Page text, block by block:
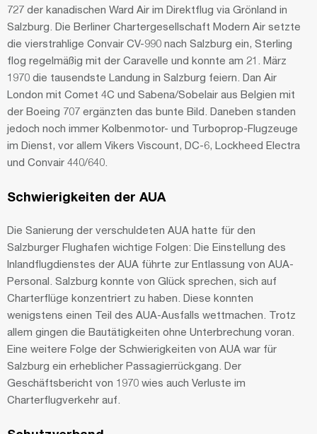
727 der kanadischen Ward Air im Direktflug via Grönland in
Salzburg. Die Berliner Chartergesellschaft Modern Air setzte
die vierstrahlige Convair CV-990 nach Salzburg ein, Sterling
flog regelmäßig mit der Caravelle und konnte am 21. März
1970 die tausendste Landung in Salzburg feiern. Dan Air
London mit Comet 4C und Sabena/Sobelair aus Belgien mit
der Boeing 707 ergänzten das bunte Bild. Daneben standen
jedoch noch immer Kolbenmotor- und Turboprop-Flugzeuge
im Dienst, vor allem Vikers Viscount, DC-6, Lockheed Electra
und Convair 440/640.
Schwierigkeiten der AUA
Die Sanierung der verschuldeten AUA hatte für den
Salzburger Flughafen wichtige Folgen: Die Einstellung des
Inlandflugdienstes der AUA führte zur Entlassung von AUA-
Personal. Salzburg konnte von Glück sprechen, sich auf
Charterflüge konzentriert zu haben. Diese konnten
wenigstens einen Teil des AUA-Ausfalls wettmachen. Trotz
allem gingen die Bautätigkeiten ohne Unterbrechung voran.
Eine weitere Folge der Schwierigkeiten von AUA war für
Salzburg ein erheblicher Passagierrückgang. Der
Geschäftsbericht von 1970 wies auch Verluste im
Charterflugverkehr auf.